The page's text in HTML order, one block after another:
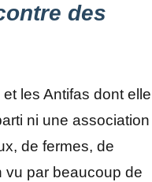
des
les Antifas dont elle
ni une association
de fermes, de
vu par beaucoup de